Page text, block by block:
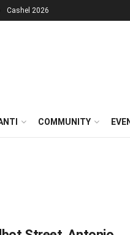
Cashel 2026
COMMUNITY